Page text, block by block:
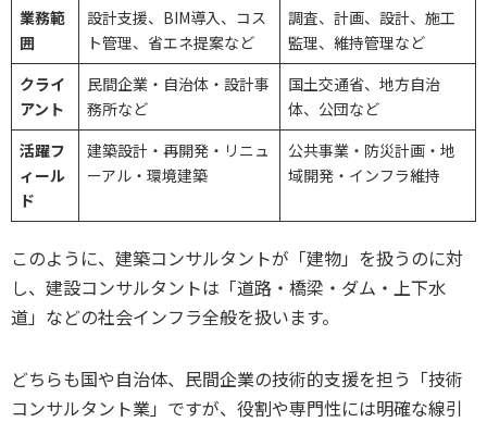
業務範
囲
設計支援、BIM導入、コス
ト管理、省エネ提案など
調査、計画、設計、施工
監理、維持管理など
クライ
アント
民間企業・自治体・設計事
務所など
国土交通省、地方自治
体、公団など
活躍フ
ィール
ド
建築設計・再開発・リニュ
ーアル・環境建築
公共事業・防災計画・地
域開発・インフラ維持
このように、建築コンサルタントが「建物」を扱うのに対
し、建設コンサルタントは「道路・橋梁・ダム・上下水
道」などの社会インフラ全般を扱います。
どちらも国や自治体、民間企業の技術的支援を担う「技術
コンサルタント業」ですが、役割や専門性には明確な線引